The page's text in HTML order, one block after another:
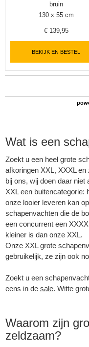
bruin
130 x 55 cm
€ 139,95
BEKIJK EN BESTEL
Wat is een
Zoekt u een heel grote
afkoringen XXL, XXXL
bij ons, wij doen daar
XXL een buitencategorie:
onze looier leveren kan
schapenvachten die de
een concurrent een
kleiner is dan onze XXL.
Onze XXL grote
gebruikelijk, ze zijn ook
Zoekt u een
eens in de sale. Witte
Waarom zijn
zeldzaam?